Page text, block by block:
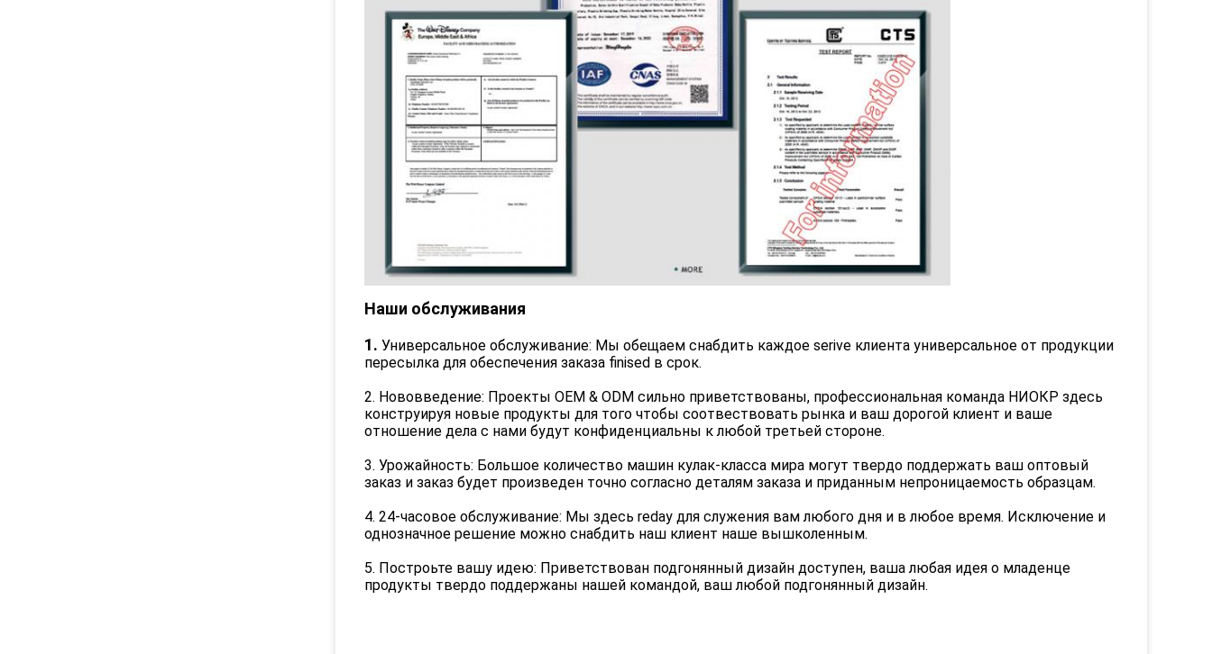
Наши обслуживания
1. Универсальное обслуживание: Мы обещаем снабдить каждое serive клиента универсальное от продукции
пересылка для обеспечения заказа finised в срок.
2. Нововведение: Проекты OEM & ODM сильно приветствованы, профессиональная команда НИОКР здесь
конструируя новые продукты для того чтобы соотвествовать рынка и ваш дорогой клиент и ваше
отношение дела с нами будут конфиденциальны к любой третьей стороне.
3. Урожайность: Большое количество машин кулак-класса мира могут твердо поддержать ваш оптовый
заказ и заказ будет произведен точно согласно деталям заказа и приданным непроницаемость образцам.
4. 24-часовое обслуживание: Мы здесь reday для служения вам любого дня и в любое время. Исключение и
однозначное решение можно снабдить наш клиент наше вышколенным.
5. Построьте вашу идею: Приветствован подгонянный дизайн доступен, ваша любая идея о младенце
продукты твердо поддержаны нашей командой, ваш любой подгонянный дизайн.